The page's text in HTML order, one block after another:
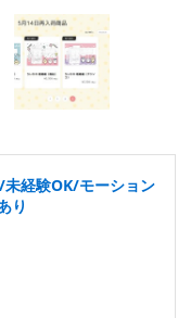
経験OK/モーション
り